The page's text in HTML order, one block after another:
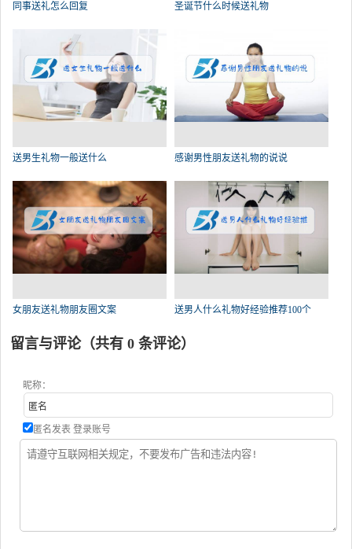
同事送礼怎么回复 圣诞节什么时候送礼物
送男生礼物一般送什么 感谢男性朋友送礼物的说说
女朋友送礼物朋友圈文案 送男人什么礼物好经验推荐100个
留言与评论（共有 0 条评论）
昵称：
匿名发表 登录账号